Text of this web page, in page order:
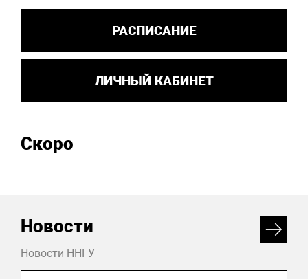
РАСПИСАНИЕ
ЛИЧНЫЙ КАБИНЕТ
Скоро
Новости
Новости ННГУ